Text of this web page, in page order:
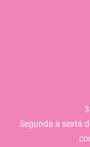
Segunda a sexta